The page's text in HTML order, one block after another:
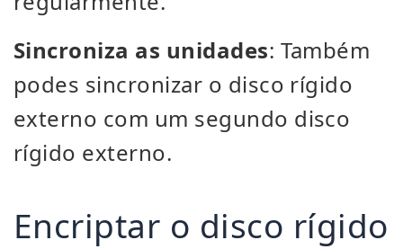
Sincroniza as unidades: Também
podes sincronizar o disco rígido
externo com um segundo disco
rígido externo.
Encriptar o disco rígido